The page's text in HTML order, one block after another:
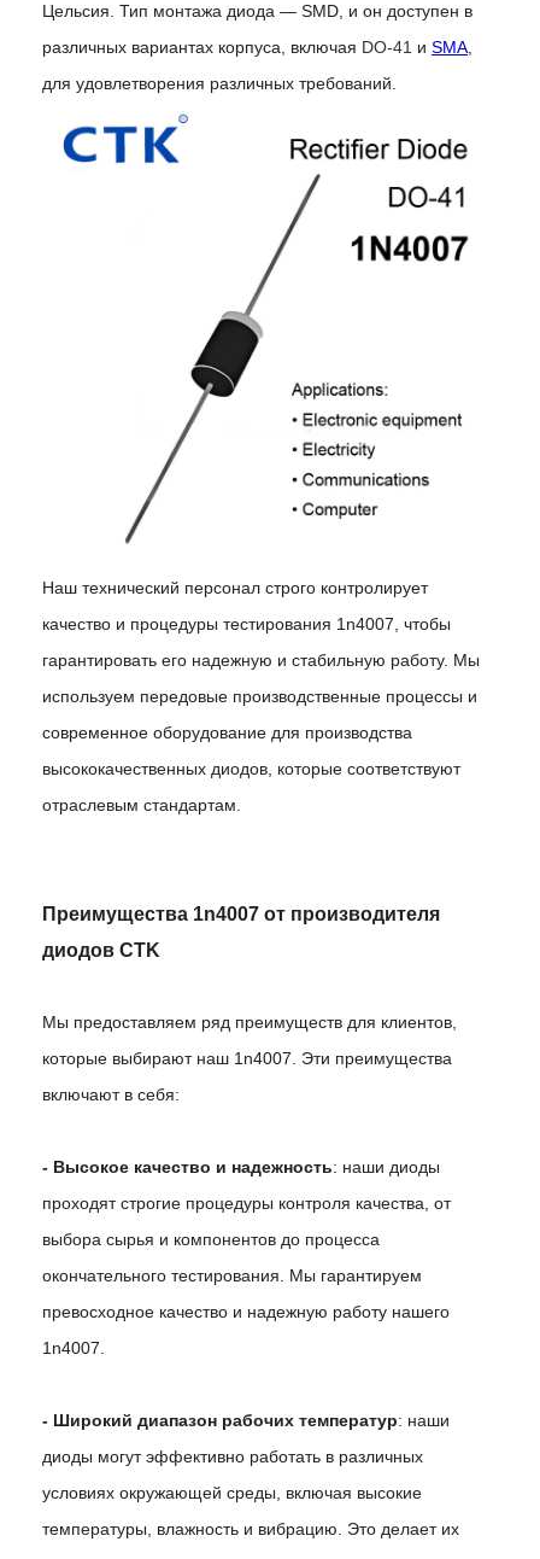
Цельсия. Тип монтажа диода — SMD, и он доступен в
различных вариантах корпуса, включая DO-41 и SMA
для удовлетворения различных требований.
Наш технический персонал строго контролирует
качество и процедуры тестирования 1n4007, чтобы
гарантировать его надежную и стабильную работу. Мы
используем передовые производственные процессы и
современное оборудование для производства
высококачественных диодов, которые соответствуют
отраслевым стандартам.
Преимущества 1n4007 от производителя
диодов CTK
Мы предоставляем ряд преимуществ для клиентов,
которые выбирают наш 1n4007. Эти преимущества
включают в себя:
- Высокое качество и надежность: наши диоды
проходят строгие процедуры контроля качества, от
выбора сырья и компонентов до процесса
окончательного тестирования. Мы гарантируем
превосходное качество и надежную работу нашего
1n4007.
- Широкий диапазон рабочих температур: наши
диоды могут эффективно работать в различных
условиях окружающей среды, включая высокие
температуры, влажность и вибрацию. Это делает их